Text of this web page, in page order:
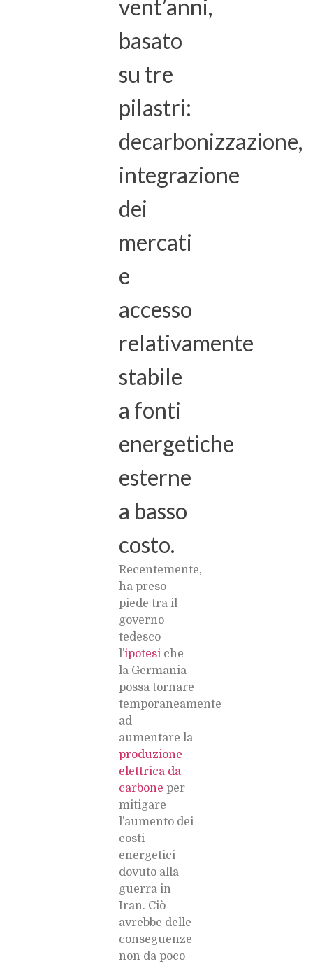
vent’anni,
basato
su tre
pilastri:
decarbonizzazione,
integrazione
dei
mercati
e
accesso
relativamente
stabile
a fonti
energetiche
esterne
a basso
costo.
Recentemente,
ha preso
piede tra il
governo
tedesco
l’ipotesiche
la Germania
possa tornare
temporaneamente
ad
aumentare la
produzione
elettrica da
carbone per
mitigare
l’aumento dei
costi
energetici
dovuto alla
guerra in
Iran. Ciò
avrebbe delle
conseguenze
non da poco